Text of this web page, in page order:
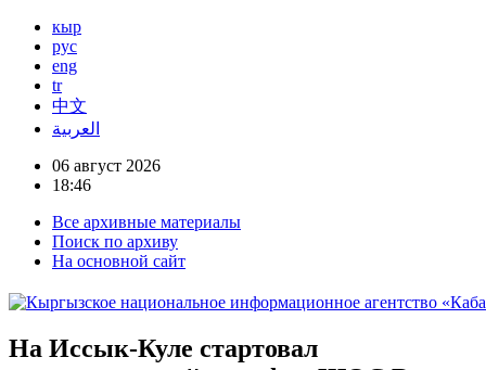
кыр
рус
eng
tr
中文
العربية
06 август 2026
18:46
Все архивные материалы
Поиск по архиву
На основной сайт
На Иссык-Куле стартовал